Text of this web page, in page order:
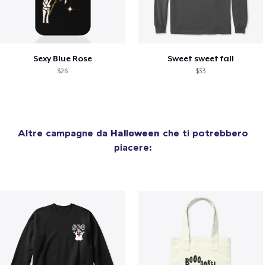
Sexy Blue Rose
$26
Sweet sweet fall
$33
Altre campagne da Halloween che ti potrebbero
piacere: